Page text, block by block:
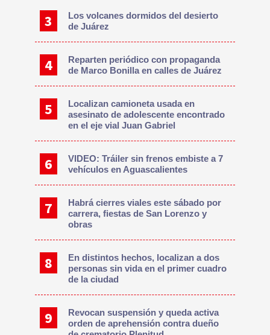
Los volcanes dormidos del desierto
de Juárez
Reparten periódico con propaganda
de Marco Bonilla en calles de Juárez
Localizan camioneta usada en
asesinato de adolescente encontrado
en el eje vial Juan Gabriel
VIDEO: Tráiler sin frenos embiste a 7
vehículos en Aguascalientes
Habrá cierres viales este sábado por
carrera, fiestas de San Lorenzo y
obras
En distintos hechos, localizan a dos
personas sin vida en el primer cuadro
de la ciudad
Revocan suspensión y queda activa
orden de aprehensión contra dueño